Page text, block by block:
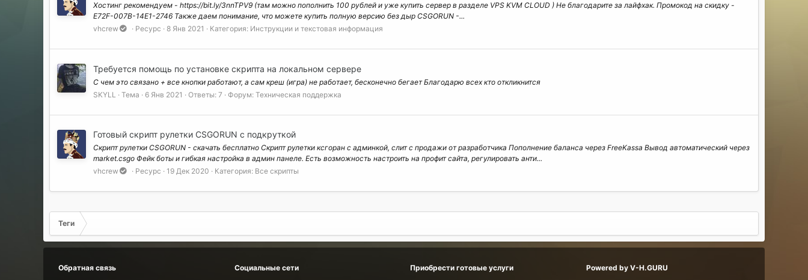
Хостинг рекомендуем - https://bit.ly/3nnTPV9 (там можно пополнить 100 рублей и уже купить сервер в разделе VPS KVM CLOUD ) Не благодарите за лайфхак. Промокод на скидку -
E72F-007B-14E1-2746 Также даем понимание, что можете купить полную версию без дыр CSGORUN -...
vhcrew
Ресурс 8 Янв 2021 Категория: Инструкции и текстовая информация
Требуется помощь по установке скрипта на локальном сервере
С чем это связано + все кнопки работают, а сам креш (игра) не работает, бесконечно бегает Благодарю всех кто откликнится
SKYLL
Тема 6 Янв 2021 Ответы: 7 Форум: Техническая поддержка
Готовый скрипт рулетки CSGORUN с подкруткой
Скрипт рулетки CSGORUN - скачать бесплатно Скрипт рулетки ксгоран с админкой, слит с продажи от разработчика Пополнение баланса через FreeKassa Вывод автоматический через
market.csgo Фейк боты и гибкая настройка в админ панеле. Есть возможность настроить на профит сайта, регулировать анти...
vhcrew
Ресурс 19 Дек 2020 Категория: Все скрипты
Теги
Обратная связь Социальные сети Приобрести готовые услуги Powered by V-H.GURU